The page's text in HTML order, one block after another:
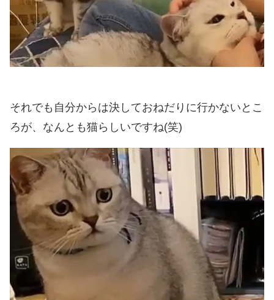
それでも自分からは決しておねだりに行かないとこ
ろが、なんとも猫らしいですね(笑)